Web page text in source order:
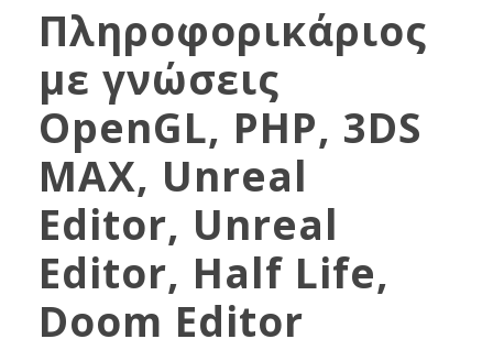
Πληροφορικάριος
με γνώσεις
OpenGL, PHP, 3DS
MAX, Unreal
Editor, Unreal
Editor, Half Life,
Doom Editor